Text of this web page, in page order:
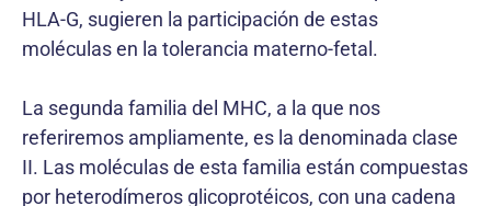
HLA-G, sugieren la participación de estas
moléculas en la tolerancia materno-fetal.
La segunda familia del MHC, a la que nos
referiremos ampliamente, es la denominada clase
II. Las moléculas de esta familia están compuestas
por heterodímeros glicoprotéicos, con una cadena